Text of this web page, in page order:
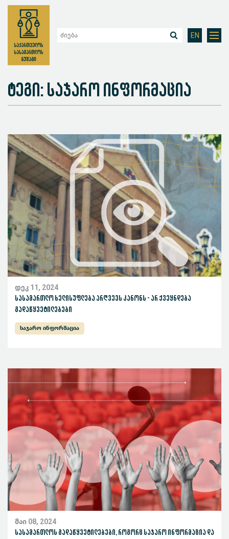
EN
ტეგი: საჯარო ინფორმაცია
დეკ 11, 2024
სასამართლო ხელისუფლება არღვევს კანონს - არ ქვეყნდება
გადაწყვეტილებები
საჯარო ინფორმაცია
მაი 08, 2024
სასამართლოს გადაწყვეტილებები, როგორც საჯარო ინფორმაცია და